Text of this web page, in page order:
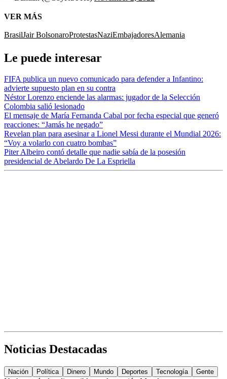
VER MÁS
BrasilJair BolsonaroProtestasNaziEmbajadoresAlemania
Le puede interesar
FIFA publica un nuevo comunicado para defender a Infantino:
advierte supuesto plan en su contra
Néstor Lorenzo enciende las alarmas: jugador de la Selección
Colombia salió lesionado
El mensaje de María Fernanda Cabal por fecha especial que generó
reacciones: “Jamás he negado”
Revelan plan para asesinar a Lionel Messi durante el Mundial 2026:
“Voy a volarlo con cuatro bombas”
Piter Albeiro contó detalle que nadie sabía de la posesión
presidencial de Abelardo De La Espriella
Noticias Destacadas
Nación Política Dinero Mundo Deportes Tecnología Gente